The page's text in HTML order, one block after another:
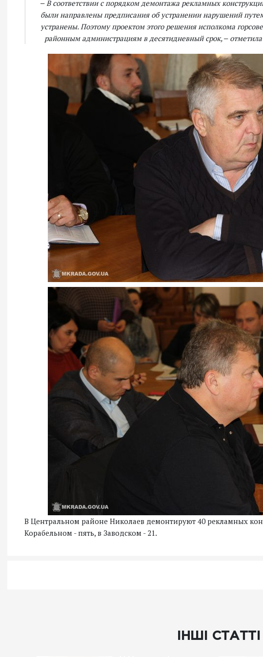
‒ В соответствии с порядком демонтажа рекламных
были направлены предписания об устранении нарушений
устранены. Поэтому проектом этого решения исполкома
районным администрациям в десятидневный срок, ‒
В Центральном районе Николаев демонтируют 40 рекламных
Корабельном - пять, в Заводском - 21.
ІНШІ СТАТТІ